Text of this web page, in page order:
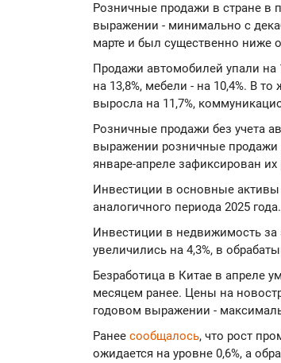
Розничные продажи в стране в
выражении - минимально с
марте и был существенно ниже
Продажи автомобилей упали на
на 13,8%, мебели - на 10,4%. В
выросла на 11,7%,
Розничные продажи без учета
выражении розничные продажи
январе-апреле зафиксирован
Инвестиции в основные активы
аналогичного периода 2025
Инвестиции в недвижимость за
увеличились на 4,3%, в
Безработица в Китае в апреле
месяцем ранее. Цены на
годовом выражении -
Ранее сообщалось, что рост
ожидается на уровне 0,6%, а